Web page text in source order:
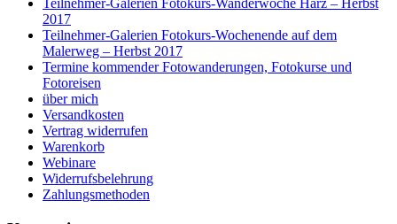
Teilnehmer-Galerien Fotokurs-Wanderwoche Harz – Herbst
2017
Teilnehmer-Galerien Fotokurs-Wochenende auf dem
Malerweg – Herbst 2017
Termine kommender Fotowanderungen, Fotokurse und
Fotoreisen
über mich
Versandkosten
Vertrag widerrufen
Warenkorb
Webinare
Widerrufsbelehrung
Zahlungsmethoden